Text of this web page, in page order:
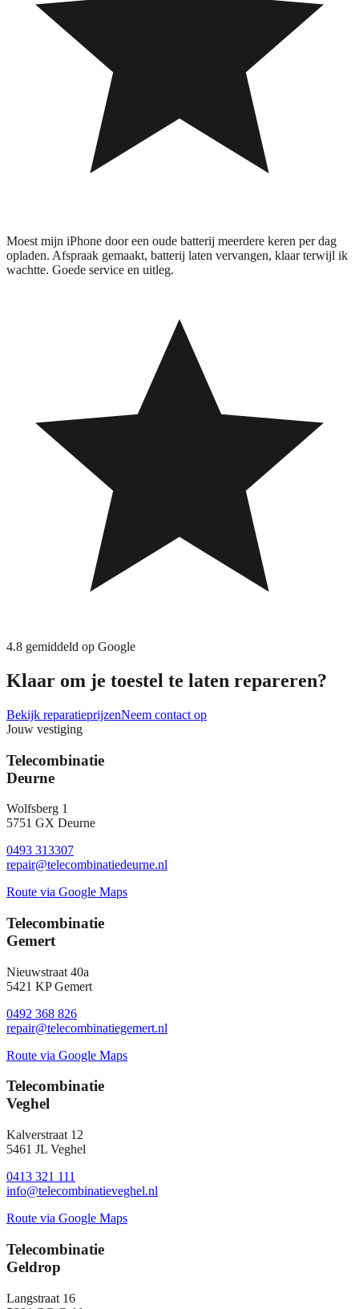
Moest mijn iPhone door een oude batterij meerdere keren per dag
opladen. Afspraak gemaakt, batterij laten vervangen, klaar terwijl ik
wachtte. Goede service en uitleg.
4.8 gemiddeld op Google
Klaar om je toestel te laten repareren?
Bekijk reparatieprijzenNeem contact op
Jouw vestiging
Telecombinatie
Deurne
Wolfsberg 1
5751 GX Deurne
0493 313307
repair@telecombinatiedeurne.nl
Route via Google Maps
Telecombinatie
Gemert
Nieuwstraat 40a
5421 KP Gemert
0492 368 826
repair@telecombinatiegemert.nl
Route via Google Maps
Telecombinatie
Veghel
Kalverstraat 12
5461 JL Veghel
0413 321 111
info@telecombinatieveghel.nl
Route via Google Maps
Telecombinatie
Geldrop
Langstraat 16